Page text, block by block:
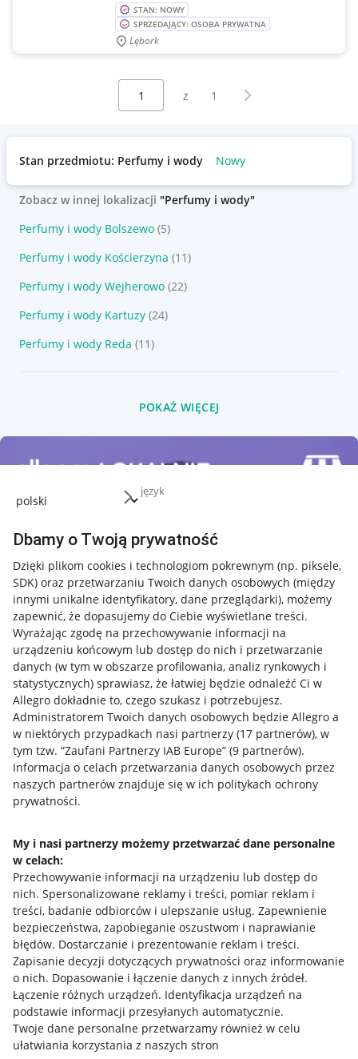
język
Dbamy o Twoją prywatność
Dzięki plikom cookies i technologiom pokrewnym (np. piksele,
SDK) oraz przetwarzaniu Twoich danych osobowych (między
innymi unikalne identyfikatory, dane przeglądarki), możemy
zapewnić, że dopasujemy do Ciebie wyświetlane treści.
Wyrażając zgodę na przechowywanie informacji na
urządzeniu końcowym lub dostęp do nich i przetwarzanie
danych (w tym w obszarze profilowania, analiz rynkowych i
statystycznych) sprawiasz, że łatwiej będzie odnaleźć Ci w
Allegro dokładnie to, czego szukasz i potrzebujesz.
Administratorem Twoich danych osobowych będzie Allegro a
w niektórych przypadkach nasi partnerzy (17 partnerów), w
tym tzw. “Zaufani Partnerzy IAB Europe” (9 partnerów).
Informacja o celach przetwarzania danych osobowych przez
naszych partnerów znajduje się w ich politykach ochrony
prywatności.
My i nasi partnerzy możemy przetwarzać dane personalne
w celach:
Przechowywanie informacji na urządzeniu lub dostęp do
nich. Spersonalizowane reklamy i treści, pomiar reklam i
treści, badanie odbiorców i ulepszanie usług. Zapewnienie
bezpieczeństwa, zapobieganie oszustwom i naprawianie
błędów. Dostarczanie i prezentowanie reklam i treści.
Zapisanie decyzji dotyczących prywatności oraz informowanie
o nich. Dopasowanie i łączenie danych z innych źródeł.
Łączenie różnych urządzeń. Identyfikacja urządzeń na
podstawie informacji przesyłanych automatycznie.
Twoje dane personalne przetwarzamy również w celu
ułatwiania korzystania z naszych stron
STAN: NOWY
SPRZEDAJĄCY: OSOBA PRYWATNA
Lębork
Wybierz stronę:
z 1 Następna strona
Stan przedmiotu: Perfumy i wody Nowy
Zobacz w innej lokalizacji "Perfumy i wody"
Perfumy i wody Bolszewo (5)
Perfumy i wody Kościerzyna (11)
Perfumy i wody Wejherowo (22)
Perfumy i wody Kartuzy (24)
Perfumy i wody Reda (11)
POKAŻ WIĘCEJ
Przydatne informacje
Jak to działa
Allegro Gadane dla sprzedających
Allegro Gadane dla kupujących
Mapa miejscowości
Informacje prawne
Regulamin
Polityka plików "cookies"
Ustawienia plików "cookies"